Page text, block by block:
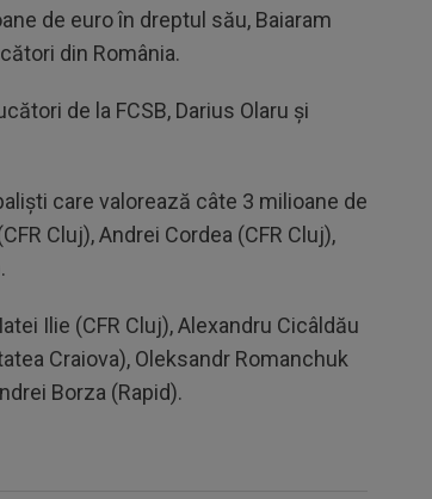
de euro în dreptul său, Baiaram
din România.
de la FCSB, Darius Olaru și
care valorează câte 3 milioane de
Cluj), Andrei Cordea (CFR Cluj),
Ilie (CFR Cluj), Alexandru Cicâldău
Craiova), Oleksandr Romanchuk
Borza (Rapid).